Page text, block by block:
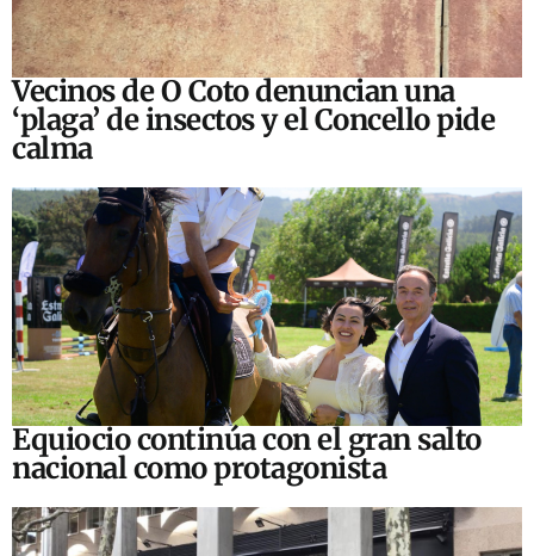
Vecinos de O Coto denuncian una
‘plaga’ de insectos y el Concello pide
calma
Equiocio continúa con el gran salto
nacional como protagonista